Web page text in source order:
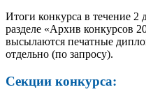
Итоги конкурса в течение 2
разделе «Архив конкурсов
высылаются печатные
отдельно (по запросу).
Секции конкурса: